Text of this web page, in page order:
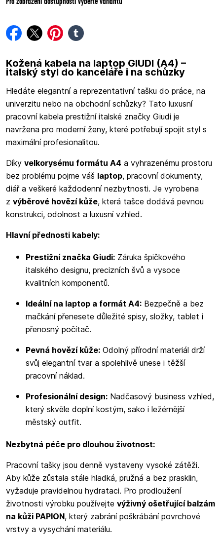
facebook
twitterpinterest
tumblr
Kožená kabela na laptop GIUDI (A4) –
italský styl do kanceláře i na schůzky
Hledáte elegantní a reprezentativní tašku do práce, na
univerzitu nebo na obchodní schůzky? Tato luxusní
pracovní kabela prestižní italské značky Giudi je
navržena pro moderní ženy, které potřebují spojit styl s
maximální profesionalitou.
Díky velkorysému formátu A4 a vyhrazenému prostoru
bez problému pojme váš laptop, pracovní dokumenty,
diář a veškeré každodenní nezbytnosti. Je vyrobena
z výběrové hovězí kůže, která tašce dodává pevnou
konstrukci, odolnost a luxusní vzhled.
Hlavní přednosti kabely:
Prestižní značka Giudi: Záruka špičkového
italského designu, precizních švů a vysoce
kvalitních komponentů.
Ideální na laptop a formát A4: Bezpečně a bez
mačkání přenesete důležité spisy, složky, tablet i
přenosný počítač.
Pevná hovězí kůže: Odolný přírodní materiál drží
svůj elegantní tvar a spolehlivě unese i těžší
pracovní náklad.
Profesionální design: Nadčasový business vzhled,
který skvěle doplní kostým, sako i ležérnější
městský outfit.
Nezbytná péče pro dlouhou životnost:
Pracovní tašky jsou denně vystaveny vysoké zátěži.
Aby kůže zůstala stále hladká, pružná a bez prasklin,
vyžaduje pravidelnou hydrataci. Pro prodloužení
životnosti výrobku používejte výživný ošetřující balzám
na kůži PAPION, který zabrání poškrábání povrchové
vrstvy a vysychání materiálu.